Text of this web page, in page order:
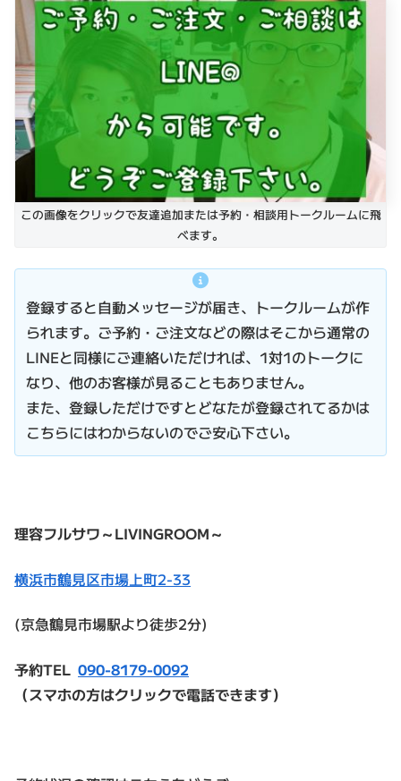
この画像をクリックで友達追加または予約・相談用トークルームに飛
べます。
登録すると自動メッセージが届き、トークルームが作
られます。ご予約・ご注文などの際はそこから通常の
LINEと同様にご連絡いただければ、1対1のトークに
なり、他のお客様が見ることもありません。
また、登録しただけですとどなたが登録されてるかは
こちらにはわからないのでご安心下さい。
理容フルサワ～LIVINGROOM～
横浜市鶴見区市場上町2-33
(京急鶴見市場駅より徒歩2分)
予約TEL 090-8179-0092
（スマホの方はクリックで電話できます）